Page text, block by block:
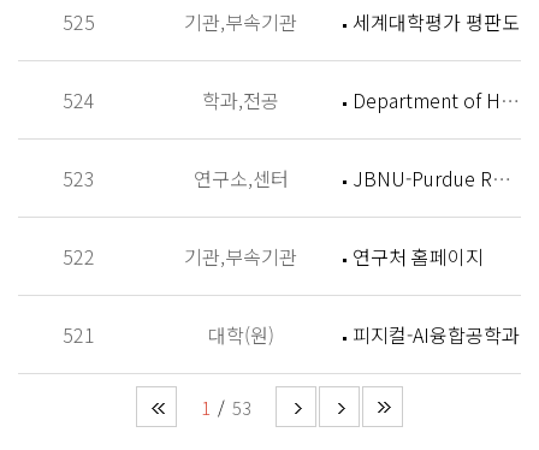
525 기관,부속기관 세계대학평가 평판도
524 학과,전공 Department of History
523 연구소,센터 JBNU-Purdue Research Institute (JPRI)
522 기관,부속기관 연구처 홈페이지
521 대학(원) 피지컬-AI융합공학과
1 53